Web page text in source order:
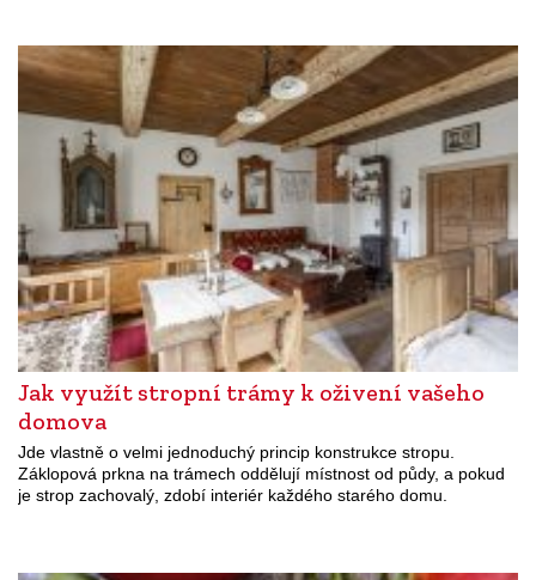
Jak využít stropní trámy k oživení vašeho
domova
Jde vlastně o velmi jednoduchý princip konstrukce stropu.
Záklopová prkna na trámech oddělují místnost od půdy, a pokud
je strop zachovalý, zdobí interiér každého starého domu.